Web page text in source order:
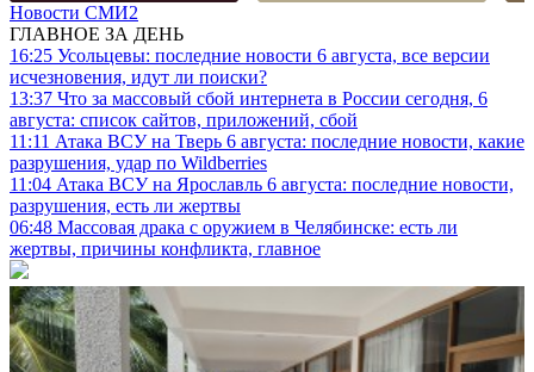
Новости СМИ2
ГЛАВНОЕ ЗА ДЕНЬ
16:25 Усольцевы: последние новости 6 августа, все версии
исчезновения, идут ли поиски?
13:37 Что за массовый сбой интернета в России сегодня, 6
августа: список сайтов, приложений, сбой
11:11 Атака ВСУ на Тверь 6 августа: последние новости, какие
разрушения, удар по Wildberries
11:04 Атака ВСУ на Ярославль 6 августа: последние новости,
разрушения, есть ли жертвы
06:48 Массовая драка с оружием в Челябинске: есть ли
жертвы, причины конфликта, главное